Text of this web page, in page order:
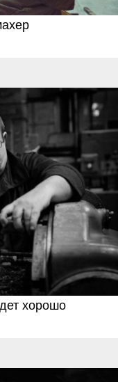
хорошо